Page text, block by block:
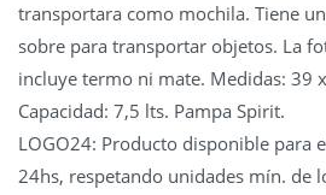
transportara como mochila. Tiene
sobre para transportar objetos. La
incluye termo ni mate. Medidas: 39
Capacidad: 7,5 lts. Pampa Spirit.
LOGO24: Producto disponible para
24hs, respetando unidades mín. de